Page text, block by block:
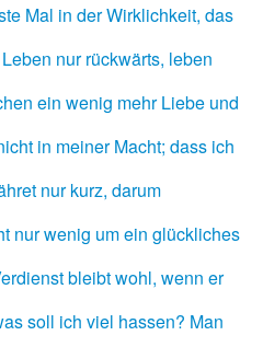
Mal in der Wirklichkeit, das
nur rückwärts, leben
ein wenig mehr Liebe und
in meiner Macht; dass ich
nur kurz, darum
nur wenig um ein glückliches
bleibt wohl, wenn er
soll ich viel hassen? Man